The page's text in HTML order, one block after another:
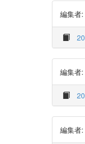
編集者:
編集者:
編集者: